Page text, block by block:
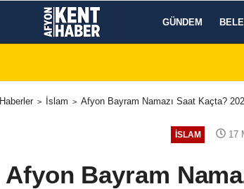
GÜNDEM
Haberler İslam Afyon Bayram Namazı Saat Kaçta?
İSLAM 17
Afyon Bayram